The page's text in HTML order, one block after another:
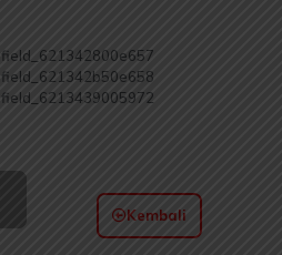
field_621342800e657
field_621342b50e658
field_6213439005972
Kembali